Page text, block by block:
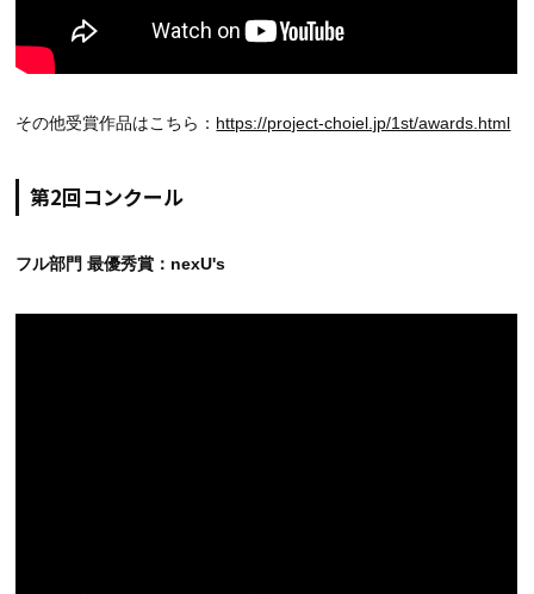
その他受賞作品はこちら： https://project-choiel.jp/1st/awards.html
第2回コンクール
フル部門 最優秀賞：nexU's